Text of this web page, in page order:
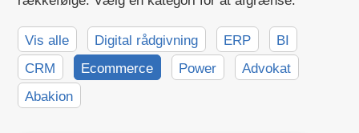
Vis alle Digital rådgivning ERP
BI
CRM
Ecommerce Power
Advokat
Abakion